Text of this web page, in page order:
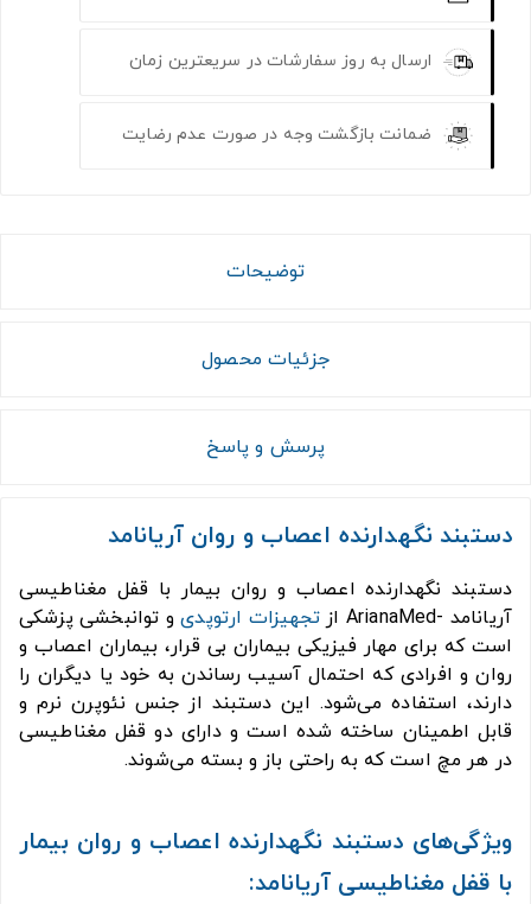
ارسال به روز سفارشات در سریعترین زمان
ضمانت بازگشت وجه در صورت عدم رضایت
توضیحات
جزئیات محصول
پرسش و پاسخ
دستبند نگهدارنده اعصاب و روان آریانامد
دستبند نگهدارنده اعصاب و روان بیمار با قفل مغناطیسی
آریانامد -ArianaMed از
تجهیزات ارتوپدیو توانبخشی پزشکی
است که برای مهار فیزیکی بیماران بی قرار، بیماران اعصاب و
روان و افرادی که احتمال آسیب رساندن به خود یا دیگران را
دارند، استفاده می‌شود. این دستبند از جنس نئوپرن نرم و
قابل اطمینان ساخته شده است و دارای دو قفل مغناطیسی
در هر مچ است که به راحتی باز و بسته می‌شوند.
ویژگی‌های دستبند نگهدارنده اعصاب و روان بیمار
با قفل مغناطیسی آریانامد: